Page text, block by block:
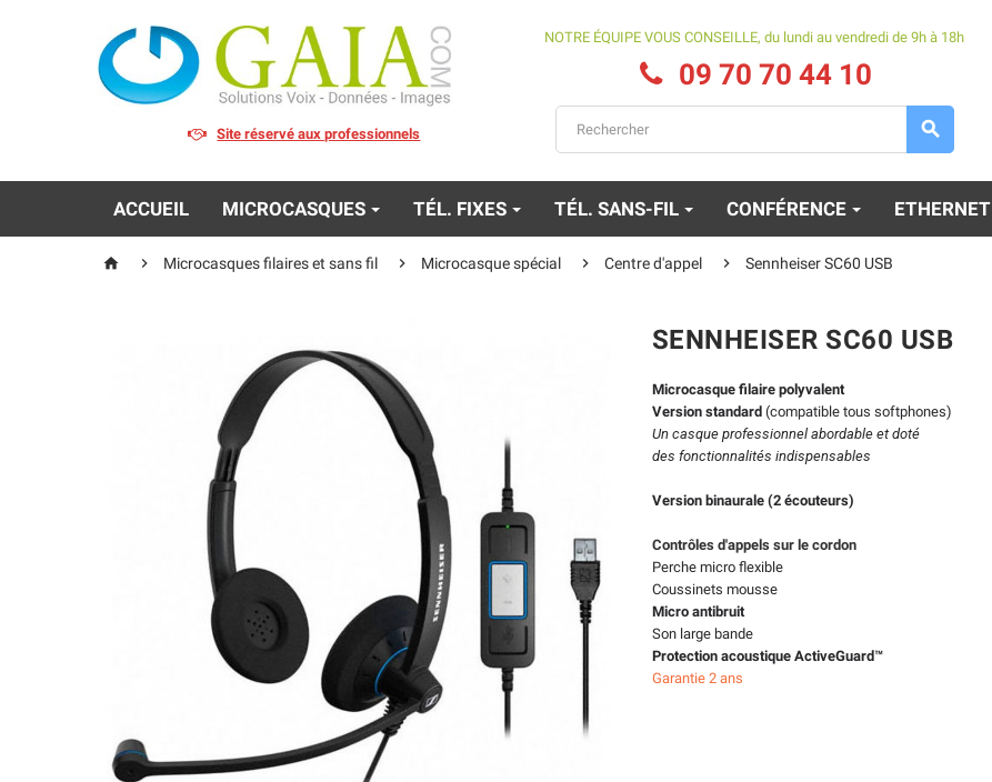
Site réservé aux professionnels
NOTRE ÉQUIPE VOUS CONSEILLE, du lundi au vendredi de 9h à 18h
09 70 70 44 10

ACCUEIL MICROCASQUES TÉL. FIXES TÉL. SANS-FIL CONFÉRENCE ETHERNET
  Microcasques filaires et sans fil  Microcasque spécial  Centre d'appel  Sennheiser SC60 USB
SENNHEISER SC60 USB
Microcasque filaire polyvalent
Version standard (compatible tous softphones)
Un casque professionnel abordable et doté
des fonctionnalités indispensables
Version binaurale (2 écouteurs)
Contrôles d'appels sur le cordon
Perche micro flexible
Coussinets mousse
Micro antibruit
Son large bande
Protection acoustique ActiveGuard™
Garantie 2 ans